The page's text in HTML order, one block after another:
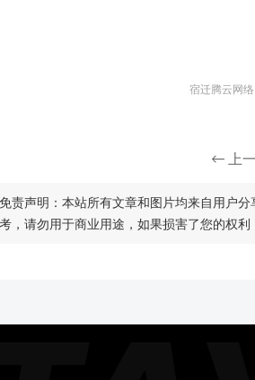
宿迁腾云网
上
免责声明：本站所有文章和图片均来自用户
考，请勿用于商业用途，如果损害了您的权利